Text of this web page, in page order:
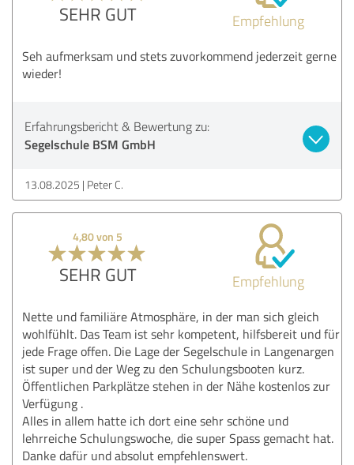
SEHR GUT Empfehlung
Seh aufmerksam und stets zuvorkommend jederzeit gerne
wieder!
Erfahrungsbericht & Bewertung zu:
Segelschule BSM GmbH
13.08.2025 Peter C.
4,80 von 5
SEHR GUT Empfehlung
Nette und familiäre Atmosphäre, in der man sich gleich
wohlfühlt. Das Team ist sehr kompetent, hilfsbereit und für
jede Frage offen. Die Lage der Segelschule in Langenargen
ist super und der Weg zu den Schulungsbooten kurz.
Öffentlichen Parkplätze stehen in der Nähe kostenlos zur
Verfügung .
Alles in allem hatte ich dort eine sehr schöne und
lehrreiche Schulungswoche, die super Spass gemacht hat.
Danke dafür und absolut empfehlenswert.